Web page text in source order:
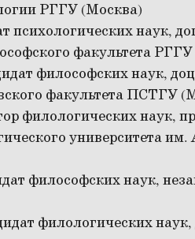
РГГУ (Москва)
психологических наук,
факультета
философских наук,
факультета ПСТГУ
филологических наук,
университета
философских наук,
филологических